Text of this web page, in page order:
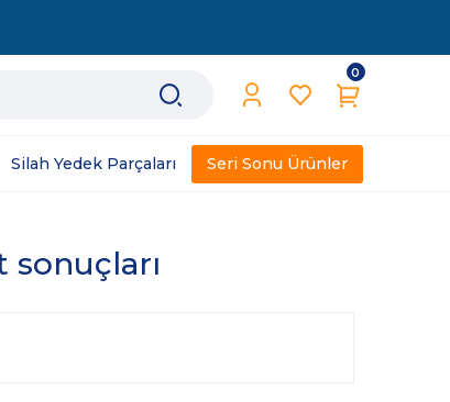
0
Silah Yedek Parçaları Seri Sonu Ürünler